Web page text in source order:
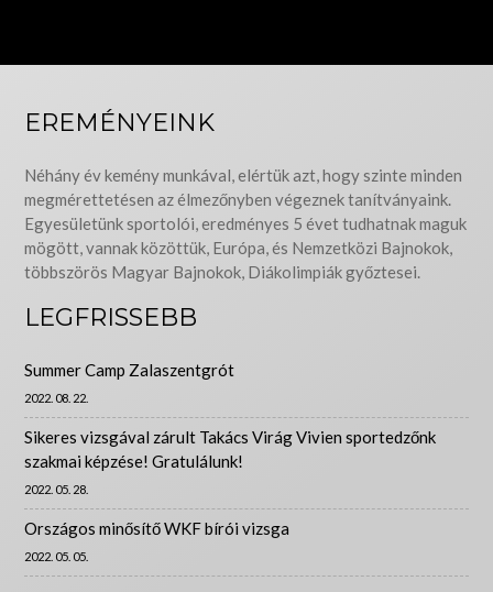
EREMÉNYEINK
Néhány év kemény munkával, elértük azt, hogy szinte minden
megmérettetésen az élmezőnyben végeznek tanítványaink.
Egyesületünk sportolói, eredményes 5 évet tudhatnak maguk
mögött, vannak közöttük, Európa, és Nemzetközi Bajnokok,
többszörös Magyar Bajnokok, Diákolimpiák győztesei.
LEGFRISSEBB
Summer Camp Zalaszentgrót
2022. 08. 22.
Sikeres vizsgával zárult Takács Virág Vivien sportedzőnk
szakmai képzése! Gratulálunk!
2022. 05. 28.
Országos minősítő WKF bírói vizsga
2022. 05. 05.